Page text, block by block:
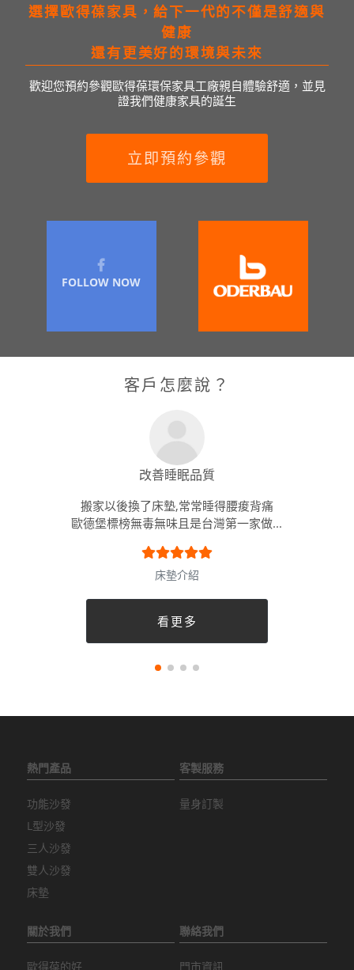
選擇歐得葆家具，給下一代的不僅是舒適與
健康
還有更美好的環境與未來
歡迎您預約參觀歐得葆環保家具工廠親自體驗舒適，並見
證我們健康家具的誕生
立即預約參觀
FOLLOW NOW
客戶怎麼說？
改善睡眠品質
搬家以後換了床墊,常常睡得腰痠背痛
歐德堡標榜無毒無味且是台灣第一家做...
床墊介紹
看更多
熱門產品
功能沙發
L型沙發
三人沙發
雙人沙發
床墊
客製服務
量身訂製
關於我們
歐得葆的好
聯絡我們
門市資訊